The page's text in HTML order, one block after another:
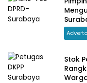
Stok